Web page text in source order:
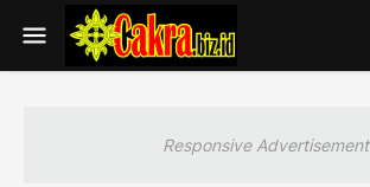
Responsive Advertisement